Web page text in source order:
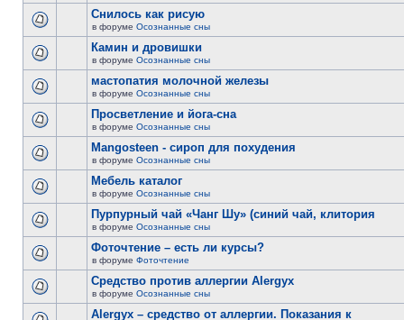
Снилось как рисую
в форуме Осознанные сны
Камин и дровишки
в форуме Осознанные сны
мастопатия молочной железы
в форуме Осознанные сны
Просветление и йога-сна
в форуме Осознанные сны
Mangosteen - сироп для похудения
в форуме Осознанные сны
Мебель каталог
в форуме Осознанные сны
Пурпурный чай «Чанг Шу» (синий чай, клитория
в форуме Осознанные сны
Фоточтение – есть ли курсы?
в форуме Фоточтение
Cредство против аллергии Alergyx
в форуме Осознанные сны
Alergyx – средство от аллергии. Показания к